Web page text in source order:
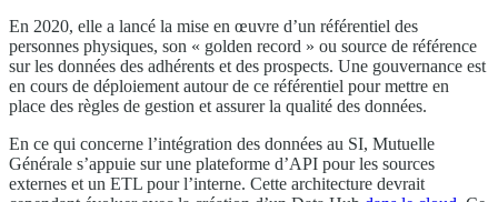
En 2020, elle a lancé la mise en œuvre d’un référentiel des
personnes physiques, son « golden record » ou source de référence
sur les données des adhérents et des prospects. Une gouvernance est
en cours de déploiement autour de ce référentiel pour mettre en
place des règles de gestion et assurer la qualité des données.
En ce qui concerne l’intégration des données au SI, Mutuelle
Générale s’appuie sur une plateforme d’API pour les sources
externes et un ETL pour l’interne. Cette architecture devrait